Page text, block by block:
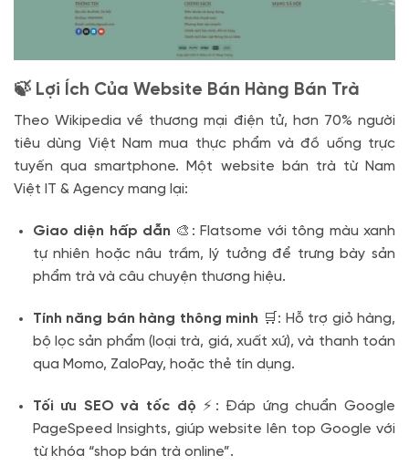
🍃 Lợi Ích Của Website Bán Hàng Bán Trà
Theo Wikipedia về thương mại điện tử, hơn 70% người
tiêu dùng Việt Nam mua thực phẩm và đồ uống trực
tuyến qua smartphone. Một website bán trà từ Nam
Việt IT & Agency mang lại:
Giao diện hấp dẫn 🎨: Flatsome với tông màu xanh
tự nhiên hoặc nâu trầm, lý tưởng để trưng bày sản
phẩm trà và câu chuyện thương hiệu.
Tính năng bán hàng thông minh 🛒: Hỗ trợ giỏ hàng,
bộ lọc sản phẩm (loại trà, giá, xuất xứ), và thanh toán
qua Momo, ZaloPay, hoặc thẻ tín dụng.
Tối ưu SEO và tốc độ ⚡: Đáp ứng chuẩn Google
PageSpeed Insights, giúp website lên top Google với
từ khóa “shop bán trà online”.